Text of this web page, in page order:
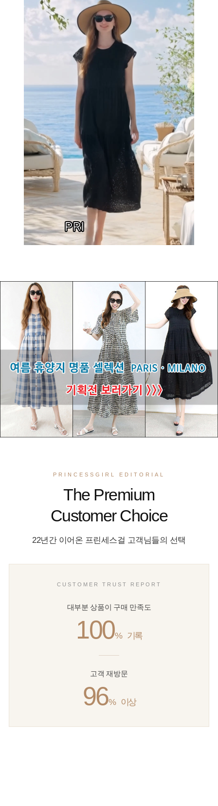
PRINCESSGIRL EDITORIAL
The Premium
Customer Choice
22년간 이어온 프린세스걸 고객님들의 선택
CUSTOMER TRUST REPORT
대부분 상품이 구매 만족도
100% 기록
고객 재방문
96% 이상